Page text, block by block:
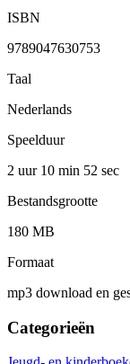
ISBN
9789047630753
Taal
Nederlands
Speelduur
2 uur 10 min 52 sec
Bestandsgrootte
180 MB
Formaat
mp3 download en
Categorieën